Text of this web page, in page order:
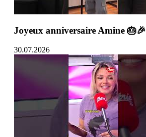
Joyeux anniversaire Amine 🎂🎉
30.07.2026